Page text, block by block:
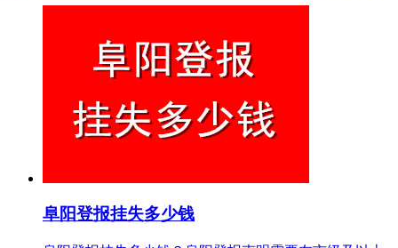
阜阳登报挂失多少钱